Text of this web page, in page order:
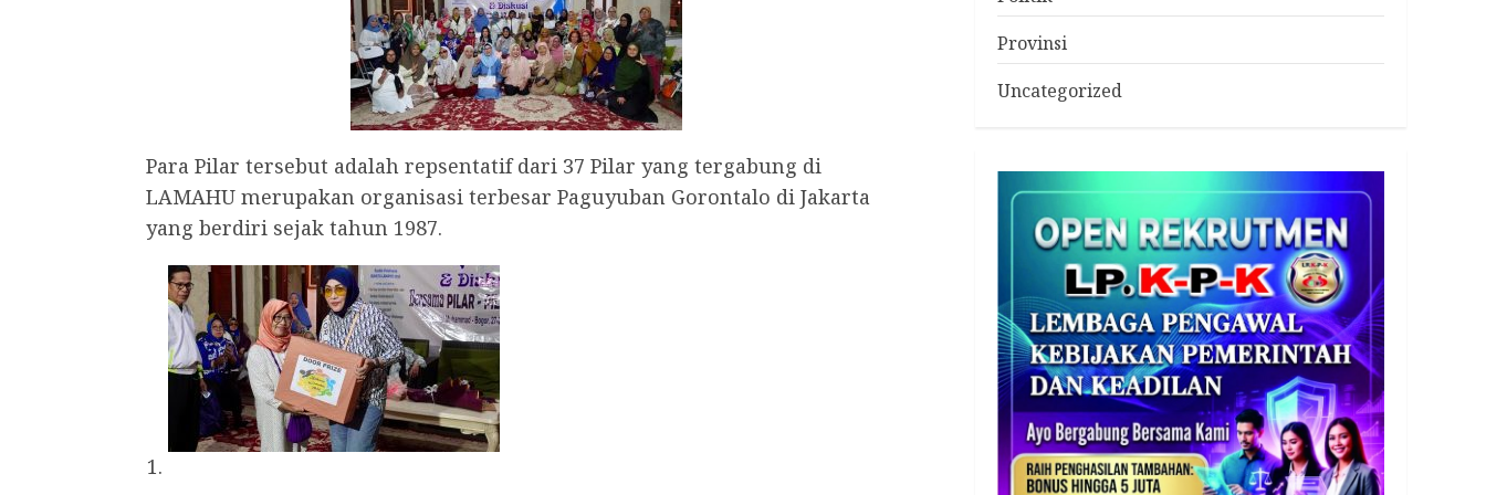
Para Pilar tersebut adalah repsentatif dari 37 Pilar yang tergabung di
LAMAHU merupakan organisasi terbesar Paguyuban Gorontalo di Jakarta
yang berdiri sejak tahun 1987.
Provinsi
Uncategorized